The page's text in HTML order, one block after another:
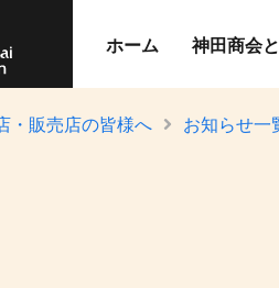
ホーム 神田商会
・販売店の皆様へ お知らせ一